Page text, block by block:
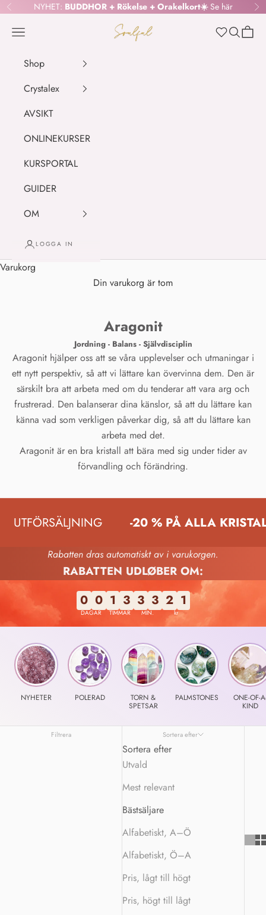
Hoppa till innehållet
Föregående
NYHET: BUDDHOR + Rökelse + Orakelkort☀️Se här
SOULFUL.DK
Meny Wishlist
Sök
Shop
Crystalex
AVSIKT
ONLINEKURSER
KURSPORTAL
GUIDER
OM
LOGGA IN
Varukorg
Din varukorg är tom
Aragonit
Jordning - Balans - Självdisciplin
Aragonit hjälper oss att se våra upplevelser och utmaningar i
ett nytt perspektiv, så att vi lättare kan övervinna dem. Den är
särskilt bra att arbeta med om du tenderar att vara arg och
frustrerad. Den balanserar dina känslor, så att du lättare kan
känna vad som verkligen påverkar dig, så att du lättare kan
arbeta med det.
Aragonit är en bra kristall att bära med sig under tider av
förvandling och förändring.
UTFÖRSÄLJNING -20 % PÅ ALLA
Rabatten dras automatiskt av i varukorgen.
RABATTEN UDLØBER OM:
0 0
DAGAR
1 3
TIMMAR
3 3
MIN.
1 9
kr
NYHETER POLERAD TORN &
SPETSAR
PALMSTONES ONE-OF-
KIND
Filtrera Sortera efter
Sortera efter
Utvald
Mest relevant
Bästsäljare
Alfabetiskt, A–Ö
Alfabetiskt, Ö–A
Pris, lågt till högt
Pris, högt till lågt